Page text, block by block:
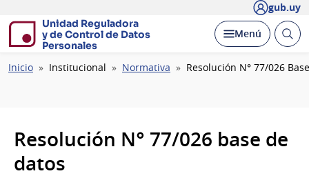
gub.uy
Unidad Reguladora
y de Control de Datos
Personales
Desplegar
Menú Abrir
Ruta
Inicio Institucional Normativa Resolución N° 77/026
Resolución N° 77/026 base de
datos